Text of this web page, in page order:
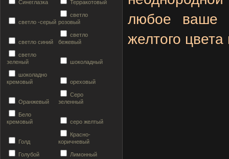
Синеглазка Терракотовый
светло -серый
светло
розовый
светло синий
светло
бежевый
светло
зеленый
шоколадный
шоколадно
кремовый
ореховый
Оранжевый
Серо
зеленный
Бело
кремовый
серо желтый
Голд
Красно-
коричневый
Голубой Лимонный
любое ваше
желтого